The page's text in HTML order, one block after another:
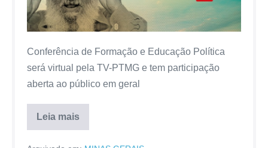
Conferência de Formação e Educação Política
será virtual pela TV-PTMG e tem participação
aberta ao público em geral
Leia mais